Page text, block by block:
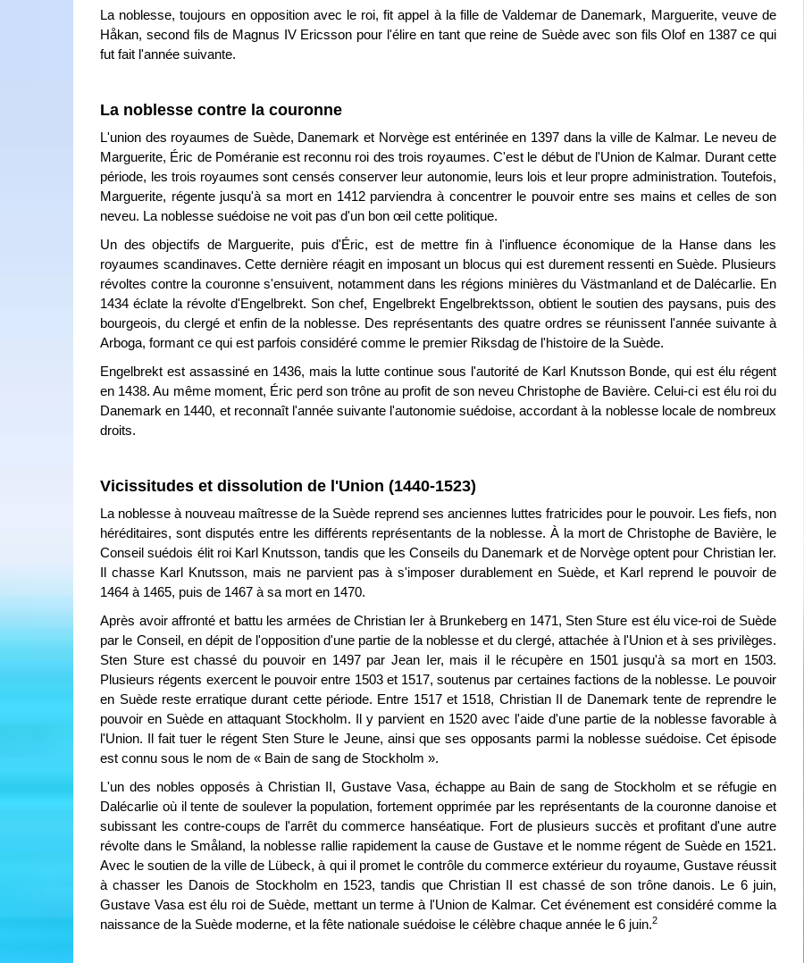
La noblesse, toujours en opposition avec le roi, fit appel à la fille de Valdemar de Danemark, Marguerite, veuve de
Håkan, second fils de Magnus IV Ericsson pour l'élire en tant que reine de Suède avec son fils Olof en 1387 ce qui
fut fait l'année suivante.
La noblesse contre la couronne
L'union des royaumes de Suède, Danemark et Norvège est entérinée en 1397 dans la ville de Kalmar. Le neveu de
Marguerite, Éric de Poméranie est reconnu roi des trois royaumes. C'est le début de l'Union de Kalmar. Durant cette
période, les trois royaumes sont censés conserver leur autonomie, leurs lois et leur propre administration. Toutefois,
Marguerite, régente jusqu'à sa mort en 1412 parviendra à concentrer le pouvoir entre ses mains et celles de son
neveu. La noblesse suédoise ne voit pas d'un bon œil cette politique.
Un des objectifs de Marguerite, puis d'Éric, est de mettre fin à l'influence économique de la Hanse dans les
royaumes scandinaves. Cette dernière réagit en imposant un blocus qui est durement ressenti en Suède. Plusieurs
révoltes contre la couronne s'ensuivent, notamment dans les régions minières du Västmanland et de Dalécarlie. En
1434 éclate la révolte d'Engelbrekt. Son chef, Engelbrekt Engelbrektsson, obtient le soutien des paysans, puis des
bourgeois, du clergé et enfin de la noblesse. Des représentants des quatre ordres se réunissent l'année suivante à
Arboga, formant ce qui est parfois considéré comme le premier Riksdag de l'histoire de la Suède.
Engelbrekt est assassiné en 1436, mais la lutte continue sous l'autorité de Karl Knutsson Bonde, qui est élu régent
en 1438. Au même moment, Éric perd son trône au profit de son neveu Christophe de Bavière. Celui-ci est élu roi du
Danemark en 1440, et reconnaît l'année suivante l'autonomie suédoise, accordant à la noblesse locale de nombreux
droits.
Vicissitudes et dissolution de l'Union (1440-1523)
La noblesse à nouveau maîtresse de la Suède reprend ses anciennes luttes fratricides pour le pouvoir. Les fiefs, non
héréditaires, sont disputés entre les différents représentants de la noblesse. À la mort de Christophe de Bavière, le
Conseil suédois élit roi Karl Knutsson, tandis que les Conseils du Danemark et de Norvège optent pour Christian Ier.
Il chasse Karl Knutsson, mais ne parvient pas à s'imposer durablement en Suède, et Karl reprend le pouvoir de
1464 à 1465, puis de 1467 à sa mort en 1470.
Après avoir affronté et battu les armées de Christian Ier à Brunkeberg en 1471, Sten Sture est élu vice-roi de Suède
par le Conseil, en dépit de l'opposition d'une partie de la noblesse et du clergé, attachée à l'Union et à ses privilèges.
Sten Sture est chassé du pouvoir en 1497 par Jean Ier, mais il le récupère en 1501 jusqu'à sa mort en 1503.
Plusieurs régents exercent le pouvoir entre 1503 et 1517, soutenus par certaines factions de la noblesse. Le pouvoir
en Suède reste erratique durant cette période. Entre 1517 et 1518, Christian II de Danemark tente de reprendre le
pouvoir en Suède en attaquant Stockholm. Il y parvient en 1520 avec l'aide d'une partie de la noblesse favorable à
l'Union. Il fait tuer le régent Sten Sture le Jeune, ainsi que ses opposants parmi la noblesse suédoise. Cet épisode
est connu sous le nom de « Bain de sang de Stockholm ».
L'un des nobles opposés à Christian II, Gustave Vasa, échappe au Bain de sang de Stockholm et se réfugie en
Dalécarlie où il tente de soulever la population, fortement opprimée par les représentants de la couronne danoise et
subissant les contre-coups de l'arrêt du commerce hanséatique. Fort de plusieurs succès et profitant d'une autre
révolte dans le Småland, la noblesse rallie rapidement la cause de Gustave et le nomme régent de Suède en 1521.
Avec le soutien de la ville de Lübeck, à qui il promet le contrôle du commerce extérieur du royaume, Gustave réussit
à chasser les Danois de Stockholm en 1523, tandis que Christian II est chassé de son trône danois. Le 6 juin,
Gustave Vasa est élu roi de Suède, mettant un terme à l'Union de Kalmar. Cet événement est considéré comme la
naissance de la Suède moderne, et la fête nationale suédoise le célèbre chaque année le 6 juin.2